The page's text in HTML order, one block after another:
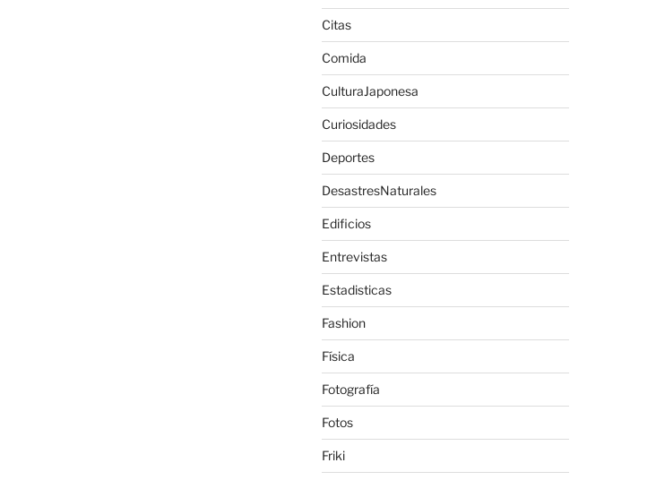
Citas
Comida
CulturaJaponesa
Curiosidades
Deportes
DesastresNaturales
Edificios
Entrevistas
Estadisticas
Fashion
Física
Fotografía
Fotos
Friki